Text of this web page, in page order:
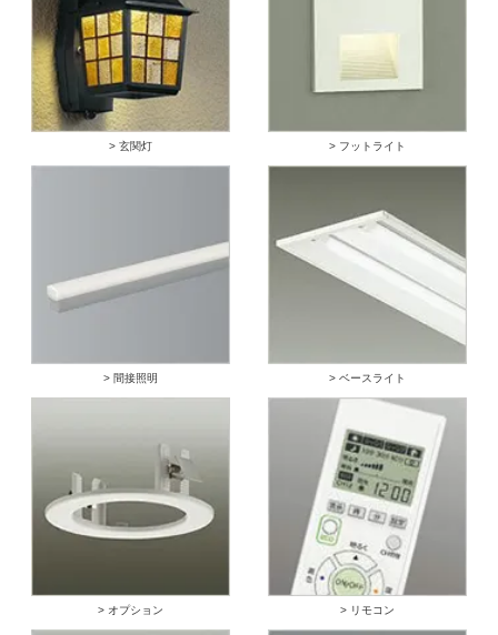
> 玄関灯 > フットライト
> 間接照明 > ベースライト
> オプション > リモコン